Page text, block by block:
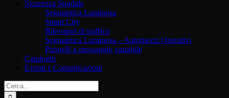
Sicurezza Stradale
Segnaletica Luminosa
Smart City
Rilevatori di traffico
Segnaletica Luminosa – Automezzi Operativi
Pannelli a messaggio variabile
Cataloghi
Eventi e Comunicazioni
Cerca
per: